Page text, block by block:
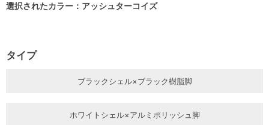
選択されたカラー：アッシュターコイズ
タイプ
ブラックシェル×ブラック樹脂脚
ホワイトシェル×アルミポリッシュ脚